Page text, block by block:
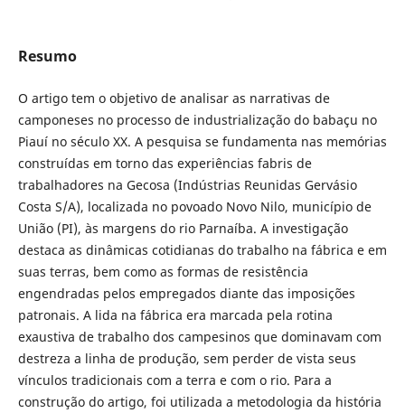
Resumo
O artigo tem o objetivo de analisar as narrativas de
camponeses no processo de industrialização do babaçu no
Piauí no século XX. A pesquisa se fundamenta nas memórias
construídas em torno das experiências fabris de
trabalhadores na Gecosa (Indústrias Reunidas Gervásio
Costa S/A), localizada no povoado Novo Nilo, município de
União (PI), às margens do rio Parnaíba. A investigação
destaca as dinâmicas cotidianas do trabalho na fábrica e em
suas terras, bem como as formas de resistência
engendradas pelos empregados diante das imposições
patronais. A lida na fábrica era marcada pela rotina
exaustiva de trabalho dos campesinos que dominavam com
destreza a linha de produção, sem perder de vista seus
vínculos tradicionais com a terra e com o rio. Para a
construção do artigo, foi utilizada a metodologia da história